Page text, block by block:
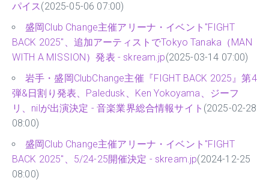
パイス(2025-05-06 07:00)
盛岡Club Change主催アリーナ・イベント"FIGHT
BACK 2025"、追加アーティストでTokyo Tanaka（MAN
WITH A MISSION）発表 - skream.jp(2025-03-14 07:00)
岩手・盛岡ClubChange主催『FIGHT BACK 2025』第4
弾&日割り発表、Paledusk、Ken Yokoyama、ジーフ
リ、nilが出演決定 - 音楽業界総合情報サイト (2025-02-28
08:00)
盛岡Club Change主催アリーナ・イベント"FIGHT
BACK 2025"、5/24-25開催決定 - skream.jp(2024-12-25
08:00)